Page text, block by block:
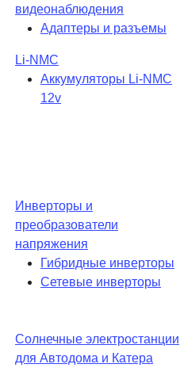
видеонаблюдения
Адаптеры и разъемы
Li-NMC
Аккумуляторы Li-NMC
12v
Инверторы и
преобразователи
напряжения
Гибридные инверторы
Сетевые инверторы
Солнечные электростанции
для Автодома и Катера